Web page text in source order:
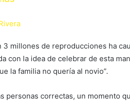
3 millones de reproducciones ha
con la idea de celebrar de esta
la familia no quería al novio”.
personas correctas, un momento